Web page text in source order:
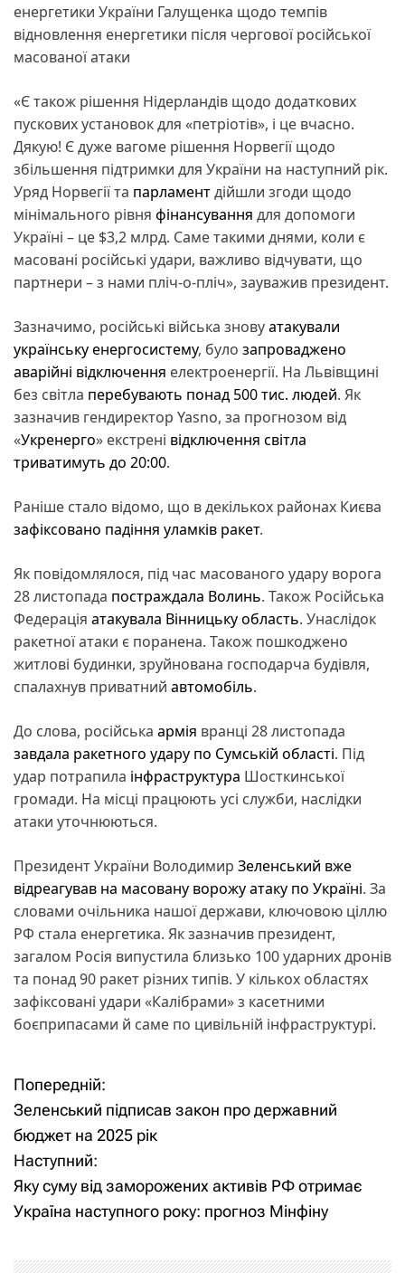
енергетики України Галущенка щодо темпів
відновлення енергетики після чергової російської
масованої атаки
«Є також рішення Нідерландів щодо додаткових
пускових установок для «петріотів», і це вчасно.
Дякую! Є дуже вагоме рішення Норвегії щодо
збільшення підтримки для України на наступний рік.
Уряд Норвегії та парламентдійшли згоди щодо
мінімального рівня фінансування для допомоги
Україні – це $3,2 млрд. Саме такими днями, коли є
масовані російські удари, важливо відчувати, що
партнери – з нами пліч-о-пліч», зауважив президент.
Зазначимо, російські війська зновуатакували
українську енергосистему, було запроваджено
аварійні відключення електроенергії. На Львівщині
без світла перебувають понад 500 тис. людей. Як
зазначив гендиректор Yasno, за прогнозом від
«Укренерго» екстрені відключення світла
триватимуть до 20:00.
Раніше стало відомо, що в декількох районах Києва
зафіксовано падіння уламків ракет.
Як повідомлялося, під час масованого удару ворога
28 листопада постраждала Волинь. Також Російська
Федерація атакувала Вінницьку область. Унаслідок
ракетної атаки є поранена. Також пошкоджено
житлові будинки, зруйнована господарча будівля,
спалахнув приватний автомобіль.
До слова, російська армія вранці 28 листопада
завдала ракетного удару по Сумській області. Під
удар потрапила інфраструктура Шосткинської
громади. На місці працюють усі служби, наслідки
атаки уточнюються.
Президент України Володимир Зеленський вже
відреагував на масовану ворожу атаку по Україні. За
словами очільника нашої держави, ключовою ціллю
РФ стала енергетика. Як зазначив президент,
загалом Росія випустила близько 100 ударних дронів
та понад 90 ракет різних типів. У кількох областях
зафіксовані удари «Калібрами» з касетними
боєприпасами й саме по цивільній інфраструктурі.
Н
а
в
і
Попередній:
Зеленський підписав закон про державний
бюджет на 2025 рік
Наступний:
Яку суму від заморожених активів РФ отримає
Україна наступного року: прогноз Мінфіну